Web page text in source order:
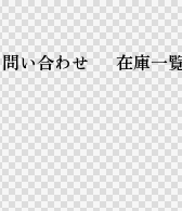
問い合わせ 在庫一
在庫一覧